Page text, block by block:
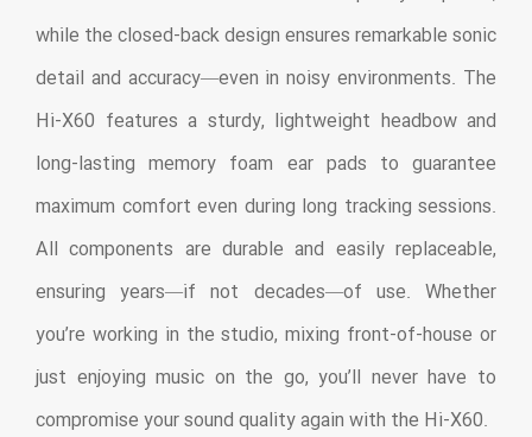
while the closed-back design ensures remarkable sonic
detail and accuracy—even in noisy environments. The
Hi-X60 features a sturdy, lightweight headbow and
long-lasting memory foam ear pads to guarantee
maximum comfort even during long tracking sessions.
All components are durable and easily replaceable,
ensuring years—if not decades—of use. Whether
you’re working in the studio, mixing front-of-house or
just enjoying music on the go, you’ll never have to
compromise your sound quality again with the Hi-X60.